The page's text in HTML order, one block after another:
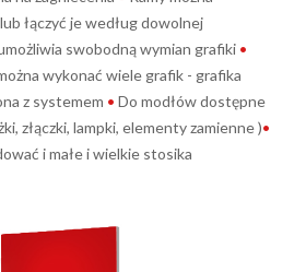
łączyć je według dowolnej
swobodną wymian grafiki •
wykonać wiele grafik - grafika
z systemem • Do modłów dostępne
złączki, lampki, elementy zamienne )•
i małe i wielkie stosika